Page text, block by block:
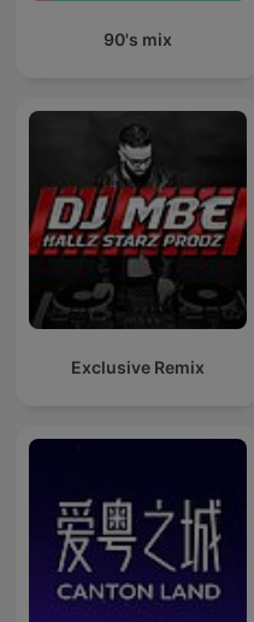
90's mix
Exclusive Remix